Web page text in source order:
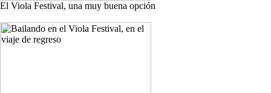
El Viola Festival, una muy buena opción